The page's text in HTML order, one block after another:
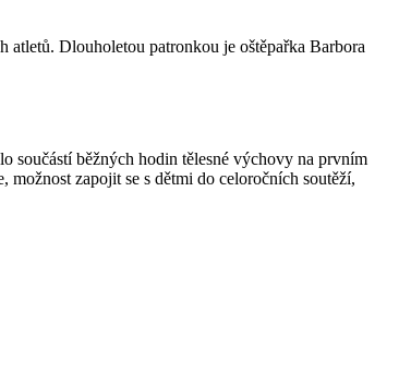
Dlouholetou patronkou je oštěpařka Barbora
součástí běžných hodin tělesné výchovy na prvním
zapojit se s dětmi do celoročních soutěží,